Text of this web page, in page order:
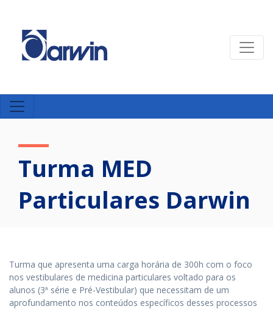
Turma MED
Particulares Darwin
Turma que apresenta uma carga horária de 300h com o foco
nos vestibulares de medicina particulares voltado para os
alunos (3ª série e Pré-Vestibular) que necessitam de um
aprofundamento nos conteúdos específicos desses processos